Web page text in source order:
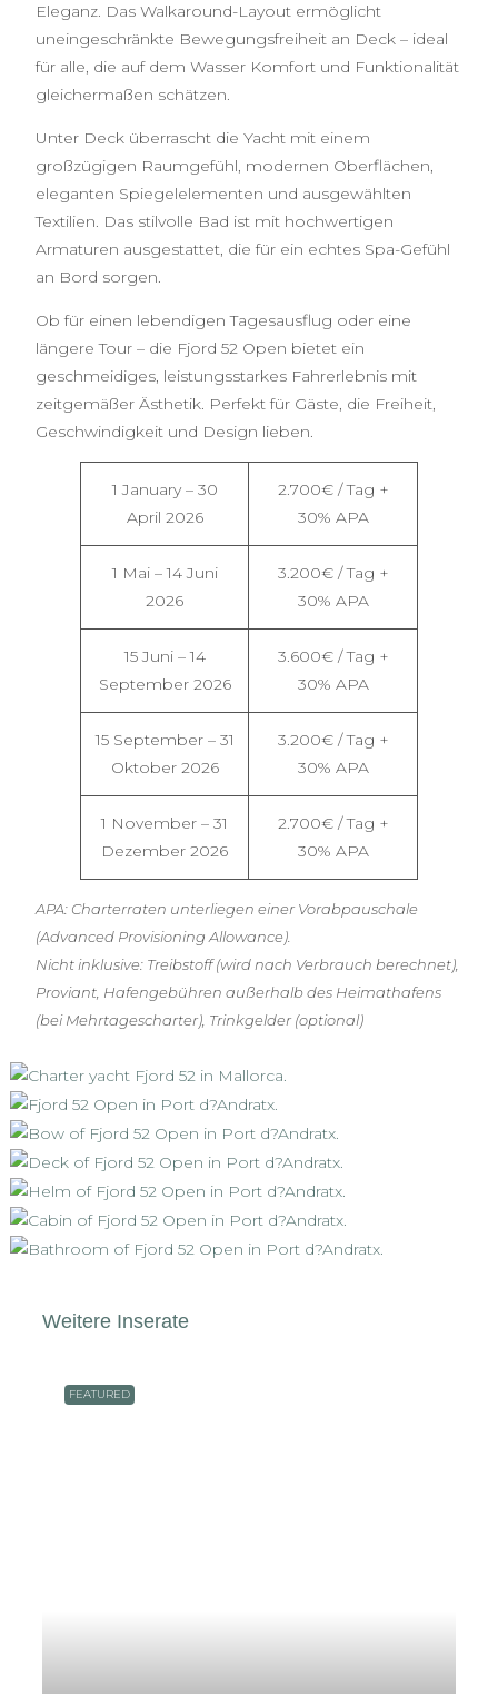
Eleganz. Das Walkaround-Layout ermöglicht
uneingeschränkte Bewegungsfreiheit an Deck – ideal
für alle, die auf dem Wasser Komfort und Funktionalität
gleichermaßen schätzen.
Unter Deck überrascht die Yacht mit einem
großzügigen Raumgefühl, modernen Oberflächen,
eleganten Spiegelelementen und ausgewählten
Textilien. Das stilvolle Bad ist mit hochwertigen
Armaturen ausgestattet, die für ein echtes Spa-Gefühl
an Bord sorgen.
Ob für einen lebendigen Tagesausflug oder eine
längere Tour – die Fjord 52 Open bietet ein
geschmeidiges, leistungsstarkes Fahrerlebnis mit
zeitgemäßer Ästhetik. Perfekt für Gäste, die Freiheit,
Geschwindigkeit und Design lieben.
1 January – 30
April 2026
2.700€ / Tag +
30% APA
1 Mai – 14 Juni
2026
3.200€ / Tag +
30% APA
15 Juni – 14
September 2026
3.600€ / Tag +
30% APA
15 September – 31
Oktober 2026
3.200€ / Tag +
30% APA
1 November – 31
Dezember 2026
2.700€ / Tag +
30% APA
APA: Charterraten unterliegen einer Vorabpauschale
(Advanced Provisioning Allowance).
Nicht inklusive: Treibstoff (wird nach Verbrauch berechnet),
Proviant, Hafengebühren außerhalb des Heimathafens
(bei Mehrtagescharter), Trinkgelder (optional)
Weitere Inserate
FEATURED